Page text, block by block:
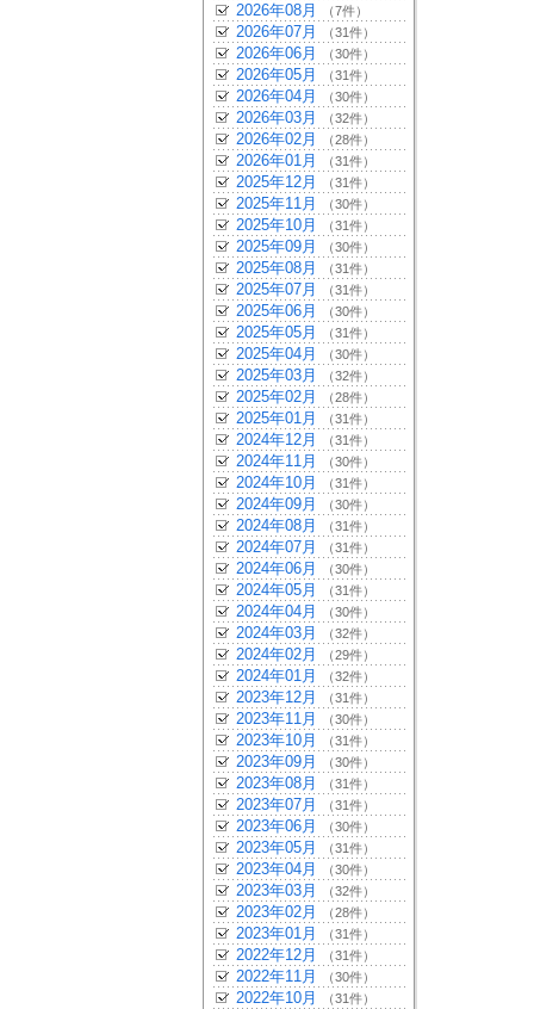
2026年08月 （7件）
2026年07月 （31件）
2026年06月 （30件）
2026年05月 （31件）
2026年04月 （30件）
2026年03月 （32件）
2026年02月 （28件）
2026年01月 （31件）
2025年12月 （31件）
2025年11月 （30件）
2025年10月 （31件）
2025年09月 （30件）
2025年08月 （31件）
2025年07月 （31件）
2025年06月 （30件）
2025年05月 （31件）
2025年04月 （30件）
2025年03月 （32件）
2025年02月 （28件）
2025年01月 （31件）
2024年12月 （31件）
2024年11月 （30件）
2024年10月 （31件）
2024年09月 （30件）
2024年08月 （31件）
2024年07月 （31件）
2024年06月 （30件）
2024年05月 （31件）
2024年04月 （30件）
2024年03月 （32件）
2024年02月 （29件）
2024年01月 （32件）
2023年12月 （31件）
2023年11月 （30件）
2023年10月 （31件）
2023年09月 （30件）
2023年08月 （31件）
2023年07月 （31件）
2023年06月 （30件）
2023年05月 （31件）
2023年04月 （30件）
2023年03月 （32件）
2023年02月 （28件）
2023年01月 （31件）
2022年12月 （31件）
2022年11月 （30件）
2022年10月 （31件）